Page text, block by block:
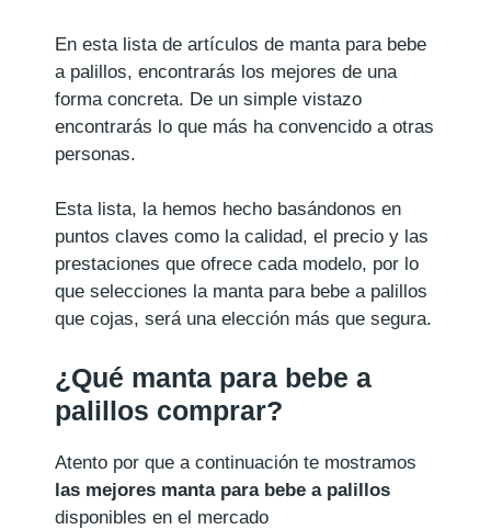
En esta lista de artículos de manta para bebe
a palillos, encontrarás los mejores de una
forma concreta. De un simple vistazo
encontrarás lo que más ha convencido a otras
personas.
Esta lista, la hemos hecho basándonos en
puntos claves como la calidad, el precio y las
prestaciones que ofrece cada modelo, por lo
que selecciones la manta para bebe a palillos
que cojas, será una elección más que segura.
¿Qué manta para bebe a
palillos comprar?
Atento por que a continuación te mostramos
las mejores manta para bebe a palillos
disponibles en el mercado